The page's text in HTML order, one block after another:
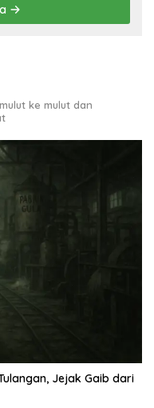
ke mulut dan
Jejak Gaib dari